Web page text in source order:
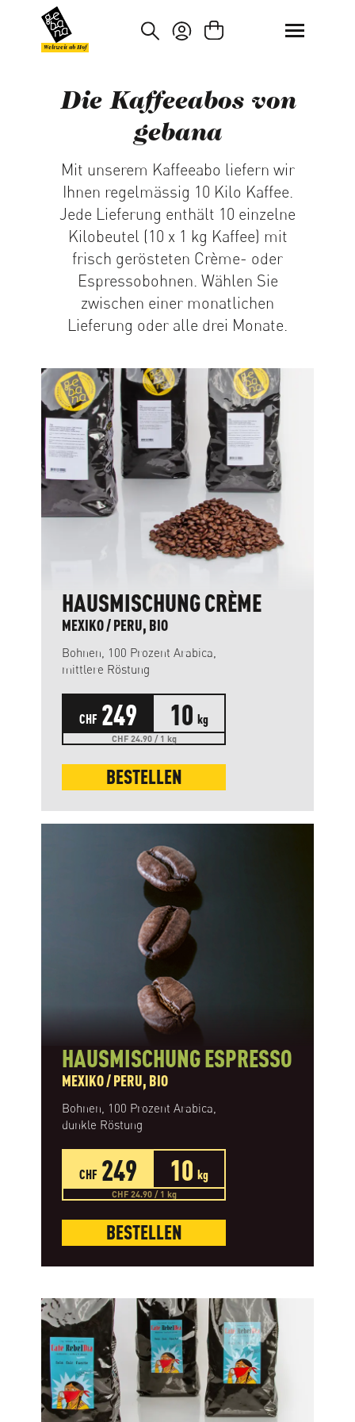
Hauptinhalt springen
Zur Suche springen
Weltweit ab Hof
Die Kaffeeabos von
gebana
Mit unserem Kaffeeabo liefern wir
Ihnen regelmässig 10 Kilo Kaffee.
Jede Lieferung enthält 10 einzelne
Kilobeutel (10 x 1 kg Kaffee) mit
frisch gerösteten Crème- oder
Espressobohnen. Wählen Sie
zwischen einer monatlichen
Lieferung oder alle drei Monate.
HAUSMISCHUNG CRÈME
MEXIKO / PERU, BIO
Bohnen, 100 Prozent Arabica,
mittlere Röstung
CHF 249 10 kg
CHF 24.90 / 1 kg
BESTELLEN
HAUSMISCHUNG ESPRESSO
MEXIKO / PERU, BIO
Bohnen, 100 Prozent Arabica,
dunkle Röstung
CHF 249 10 kg
CHF 24.90 / 1 kg
BESTELLEN